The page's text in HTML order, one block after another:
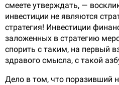
смеете утверждать, —
инвестиции не являются
стратегия! Инвестиции
заложенных в стратегию
спорить с таким, на первый
здравого смысла, с такой
Дело в том, что поразивший